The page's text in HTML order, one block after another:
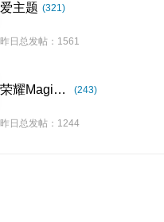
爱主题 (321)
昨日总发帖：1561
荣耀Magic8系列 (243)
昨日总发帖：1244